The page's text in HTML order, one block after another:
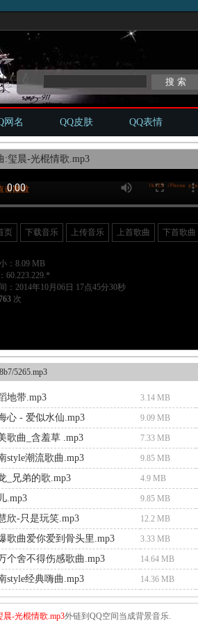
网名 QQ皮肤 QQ表情
:玺晨-光棍情歌.mp3
页 下载音乐 上传音乐 上首歌曲 下首歌曲
：8.09 MB
60.223.229.*
：2014年10月06日 17点45分30秒
次
5265.mp3
地带.mp3 3.14 MB
心 - 爱似水仙.mp3 9.09 MB
歌曲_含羞草 .mp3 7.33 MB
style潮流歌曲.mp3 9.85 MB
_兄弟的歌.mp3 4.9 MB
.mp3 9.85 MB
欣-只是玩笑.mp3 12.2 MB
歌曲爱你爱到骨头里.mp3 3.33 MB
个舍不得伤感歌曲.mp3 14.64 MB
style经典嗨曲.mp3 14.36 MB
晨-光棍情歌.mp3外链到QQ空间当成背景音乐.